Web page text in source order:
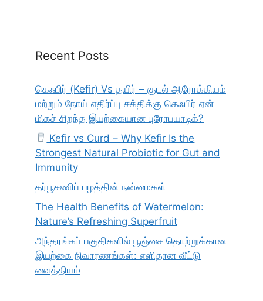
Recent Posts
கெஃபிர் (Kefir) Vs தயிர் – குடல் ஆரோக்கியம்
மற்றும் நோய் எதிர்ப்பு சக்திக்கு கெஃபிர் ஏன்
மிகச் சிறந்த இயற்கையான புரோபயாடிக்?
Kefir vs Curd – Why Kefir Is the
Strongest Natural Probiotic for Gut and
Immunity
தர்பூசணிப் பழத்தின் நன்மைகள்
The Health Benefits of Watermelon:
Nature’s Refreshing Superfruit
அந்தரங்கப் பகுதிகளில் பூஞ்சை தொற்றுக்கான
இயற்கை நிவாரணங்கள்: எளிதான வீட்டு
வைத்தியம்